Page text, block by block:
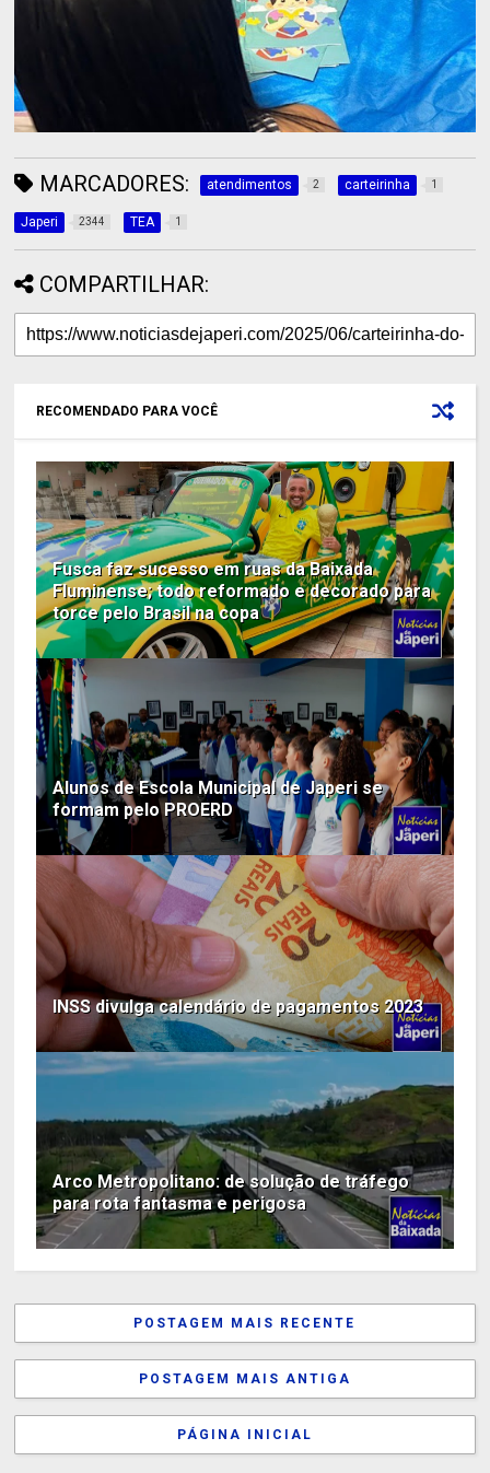
MARCADORES: atendimentos 2 carteirinha 1
Japeri 2344 TEA 1
COMPARTILHAR:
RECOMENDADO PARA VOCÊ
Fusca faz sucesso em ruas da Baixada
Fluminense; todo reformado e decorado para
torce pelo Brasil na copa
Alunos de Escola Municipal de Japeri se
formam pelo PROERD
INSS divulga calendário de pagamentos 2023
Arco Metropolitano: de solução de tráfego
para rota fantasma e perigosa
POSTAGEM MAIS RECENTE
POSTAGEM MAIS ANTIGA
PÁGINA INICIAL